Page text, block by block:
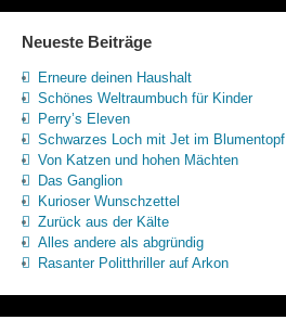
Neueste Beiträge
Erneure deinen Haushalt
Schönes Weltraumbuch für Kinder
Perry’s Eleven
Schwarzes Loch mit Jet im Blumentopf
Von Katzen und hohen Mächten
Das Ganglion
Kurioser Wunschzettel
Zurück aus der Kälte
Alles andere als abgründig
Rasanter Politthriller auf Arkon